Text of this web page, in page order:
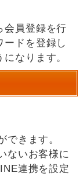
会員登録を行
ードを登録し
なります。
できます。
ないお客様に
連携を設定